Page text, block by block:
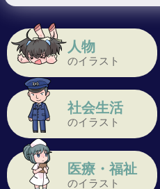
人物
のイラスト
社会生活
のイラスト
医療・福祉
のイラスト